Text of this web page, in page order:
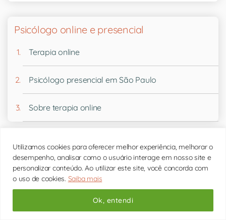
Utilizamos cookies para oferecer melhor experiência, melhorar o
desempenho, analisar como o usuário interage em nosso site e
personalizar conteúdo. Ao utilizar este site, você concorda com
o uso de cookies. Saiba mais
Ok, entendi
Psicólogo online e presencial
Terapia online
Psicólogo presencial em São Paulo
Sobre terapia online
Junte-se às mais de50 mil pessoasque recebem
nossa Newsletter Semanal Gratuita diretamente no
seu WhatsApp ou e-mail.